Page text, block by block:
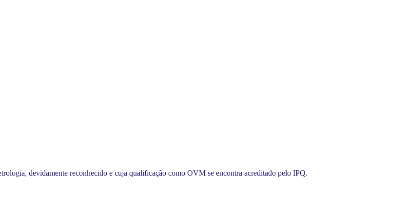
devidamente reconhecido e cuja qualificação como OVM se encontra acreditado pelo IPQ.